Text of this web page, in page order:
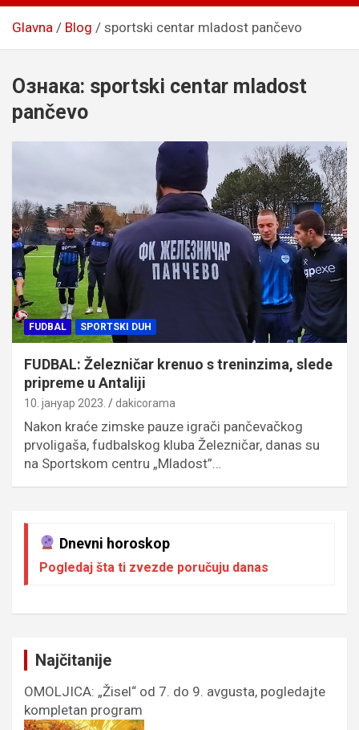
Glavna Blog sportski centar mladost pančevo
Ознака: sportski centar mladost
pančevo
FUDBAL SPORTSKI DUH
FUDBAL: Železničar krenuo s treninzima, slede
pripreme u Antaliji
10. јануар 2023. dakicorama
Nakon kraće zimske pauze igrači pančevačkog
prvoligaša, fudbalskog kluba Železničar, danas su
na Sportskom centru „Mladost”…
Dnevni horoskop
Pogledaj šta ti zvezde poručuju danas
Najčitanije
OMOLJICA: „Žisel“ od 7. do 9. avgusta, pogledajte
kompletan program